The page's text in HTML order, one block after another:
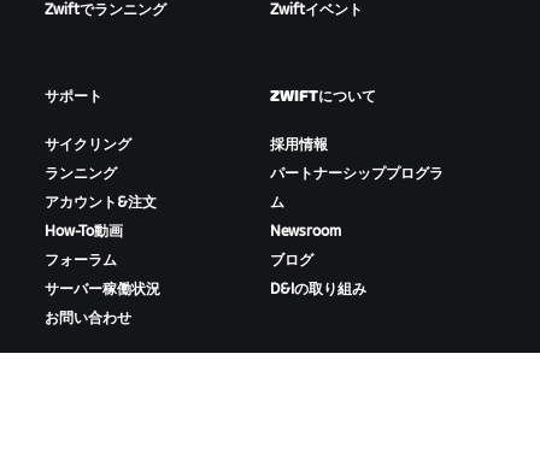
Zwiftでランニング
Zwiftイベント
サポート
サイクリング
ランニング
アカウント&注文
How-To動画
フォーラム
サーバー稼働状況
お問い合わせ
ZWIFTについて
採用情報
パートナーシッププログラ
ム
Newsroom
ブログ
D&Iの取り組み